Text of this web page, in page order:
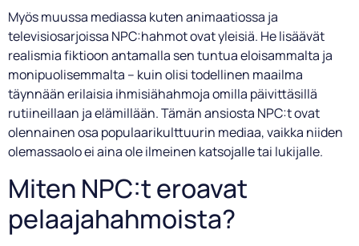
Myös muussa mediassa kuten animaatiossa ja
televisiosarjoissa NPC:hahmot ovat yleisiä. He lisäävät
realismia fiktioon antamalla sen tuntua eloisammalta ja
monipuolisemmalta – kuin olisi todellinen maailma
täynnään erilaisia ihmisiähahmoja omilla päivittäsillä
rutiineillaan ja elämillään. Tämän ansiosta NPC:t ovat
olennainen osa populaarikulttuurin mediaa, vaikka niiden
olemassaolo ei aina ole ilmeinen katsojalle tai lukijalle.
Miten NPC:t eroavat
pelaajahahmoista?